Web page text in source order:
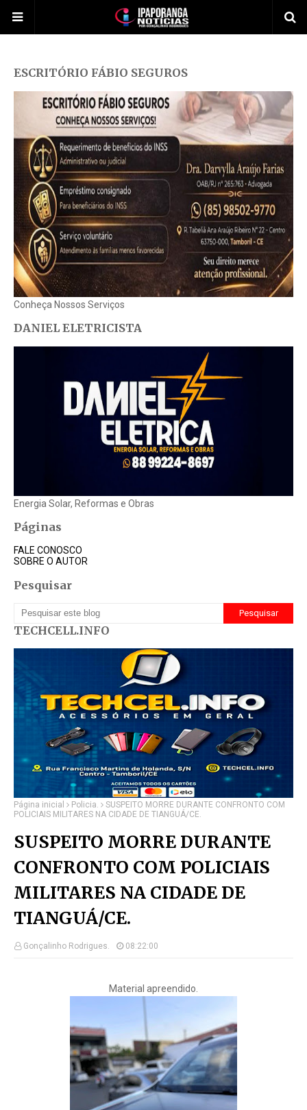
ESCRITÓRIO FÁBIO SEGUROS
Conheça Nossos Serviços
DANIEL ELETRICISTA
Energia Solar, Reformas e Obras
Páginas
FALE CONOSCO
SOBRE O AUTOR
Pesquisar
TECHCELL.INFO
Página inicial Policia.
SUSPEITO MORRE DURANTE CONFRONTO COM
POLICIAIS MILITARES NA CIDADE DE TIANGUÁ/CE.
SUSPEITO MORRE DURANTE
CONFRONTO COM POLICIAIS
MILITARES NA CIDADE DE
TIANGUÁ/CE.
Gonçalinho Rodrigues. 08:22:00
Material apreendido.